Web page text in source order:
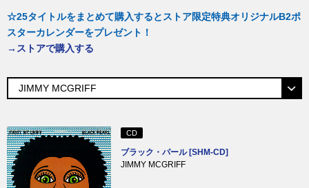
☆25タイトルをまとめて購入するとストア限定特典オリジナルB2ポ
スターカレンダーをプレゼント！
→ストアで購入する
CD
ブラック・パール [SHM-CD]
JIMMY MCGRIFF